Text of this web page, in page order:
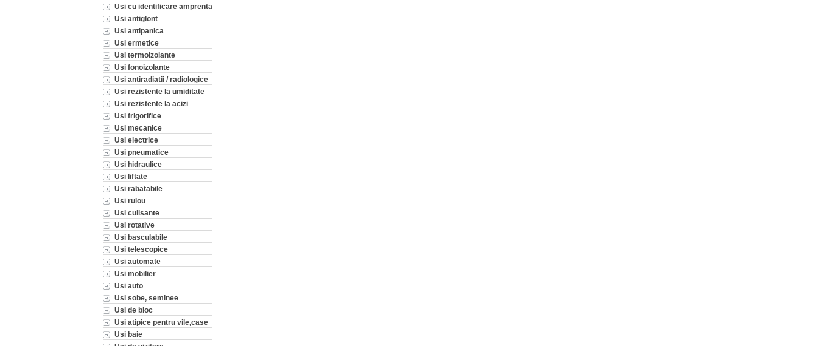
Usi cu identificare amprenta
Usi antiglont
Usi antipanica
Usi ermetice
Usi termoizolante
Usi fonoizolante
Usi antiradiatii / radiologice
Usi rezistente la umiditate
Usi rezistente la acizi
Usi frigorifice
Usi mecanice
Usi electrice
Usi pneumatice
Usi hidraulice
Usi liftate
Usi rabatabile
Usi rulou
Usi culisante
Usi rotative
Usi basculabile
Usi telescopice
Usi automate
Usi mobilier
Usi auto
Usi sobe, seminee
Usi de bloc
Usi atipice pentru vile,case
Usi baie